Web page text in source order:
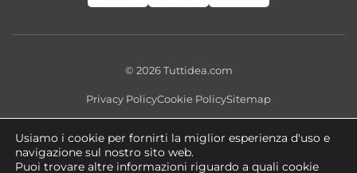
© 2026 Tuttidea.com
Privacy PolicyCookie PolicySitemap
Questo sito utilizza cookie tecnici e, previo consenso, cookie
analitici e di profilazione. Puoi modificare le preferenze in qualsiasi
momento tramiteImpostazioni Cookie
Usiamo i cookie per fornirti la miglior esperienza d'uso e
navigazione sul nostro sito web.
Puoi trovare altre informazioni riguardo a quali cookie